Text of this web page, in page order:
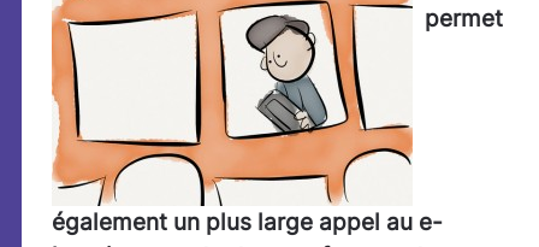
permet
également un plus large appel au e-